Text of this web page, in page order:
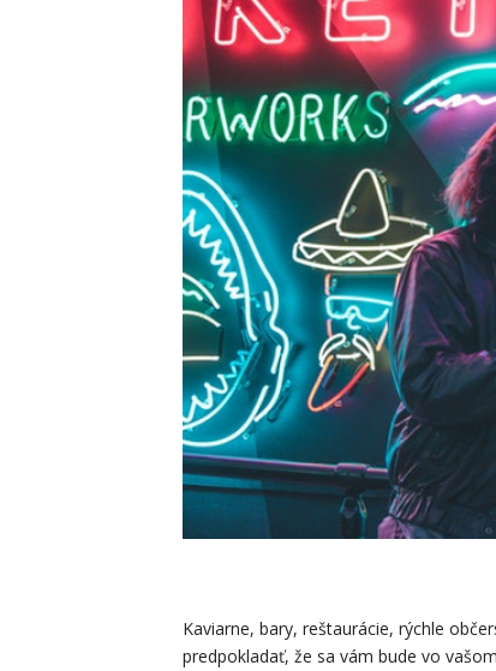
Kaviarne, bary, reštaurácie, rýchle
predpokladať, že sa vám bude vo